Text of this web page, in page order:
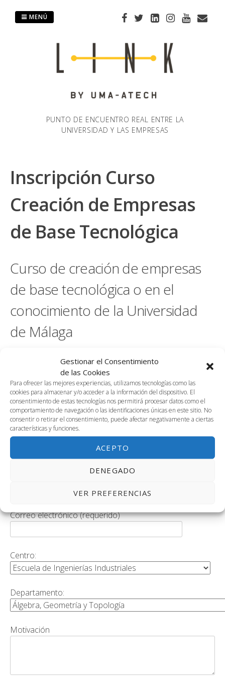
Gestionar el Consentimiento
de las Cookies
Para ofrecer las mejores experiencias, utilizamos tecnologías como las
cookies para almacenar y/o acceder a la información del dispositivo. El
consentimiento de estas tecnologías nos permitirá procesar datos como el
comportamiento de navegación o las identificaciones únicas en este sitio. No
consentir o retirar el consentimiento, puede afectar negativamente a ciertas
características y funciones.
ACEPTO
DENEGADO
VER PREFERENCIAS
PUNTO DE ENCUENTRO REAL ENTRE LA
UNIVERSIDAD Y LAS EMPRESAS
MENÚ
Inscripción Curso
Creación de Empresas
de Base Tecnológica
Curso de creación de empresas
de base tecnológica o en el
conocimiento de la Universidad
de Málaga
Apellidos (requerido)
NIF – NIE – Pasaporte (requerido)
Correo electrónico (requerido)
Centro:
Departamento:
Motivación